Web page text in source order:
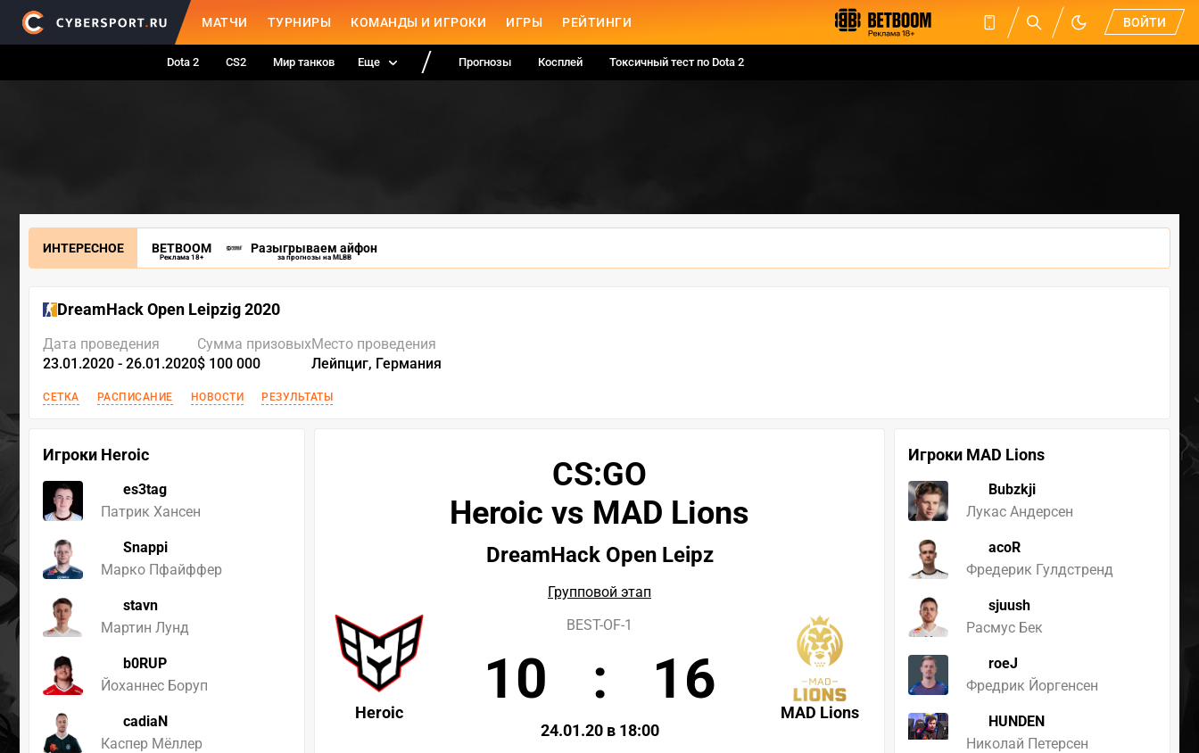
МАТЧИ ТУРНИРЫ КОМАНДЫ И ИГРОКИ ИГРЫ РЕЙТИНГИ ВОЙТИ
Dota 2 CS2 Мир танков Еще Прогнозы Косплей Токсичный тест по Dota 2
ИНТЕРЕСНОЕ BETBOOM
Реклама 18+
Разыгрываем айфон
за прогнозы на MLBB
DreamHack Open Leipzig 2020
Дата проведения
23.01.2020 - 26.01.2020
Сумма призовых
$ 100 000
Место проведения
Лейпциг, Германия
СЕТКА РАСПИСАНИЕ НОВОСТИ РЕЗУЛЬТАТЫ
Игроки Heroic
es3tag
Патрик Хансен
Snappi
Марко Пфайффер
stavn
Мартин Лунд
b0RUP
Йоханнес Боруп
cadiaN
Каспер Мёллер
Игроки MAD Lions
Bubzkji
Лукас Андерсен
acoR
Фредерик Гулдстренд
sjuush
Расмус Бек
roeJ
Фредрик Йоргенсен
HUNDEN
Николай Петерсен
CS:GO
Heroic vs MAD Lions
DreamHack Open Leipz
Групповой этап
Heroic MAD Lions
BEST-OF-1
10 : 16
24.01.20 в 18:00